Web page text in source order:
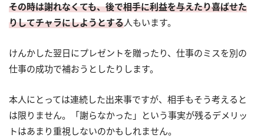
その時は謝れなくても、後で相手に利益を与えたり喜ばせた
りしてチャラにしようとする人もいます。
けんかした翌日にプレゼントを贈ったり、仕事のミスを別の
仕事の成功で補おうとしたりします。
本人にとっては連続した出来事ですが、相手もそう考えると
は限りません。「謝らなかった」という事実が残るデメリッ
トはあまり重視しないのかもしれません。